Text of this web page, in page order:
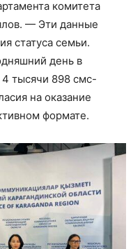
комитета
— Эти данные
статуса семьи.
день в
тысячи 898 смс-
на оказание
формате.